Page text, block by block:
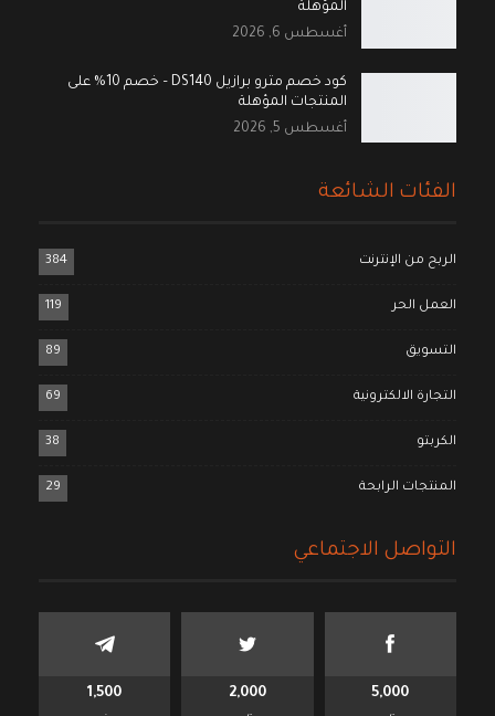
المؤهلة
أغسطس 6, 2026
كود خصم مترو برازيل DS140 – خصم 10% على
المنتجات المؤهلة
أغسطس 5, 2026
الفئات الشائعة
الربح من الإنترنت 384
العمل الحر 119
التسويق 89
التجارة الالكترونية 69
الكربتو 38
المنتجات الرابحة 29
التواصل الاجتماعي
5,000
2,000
1,500